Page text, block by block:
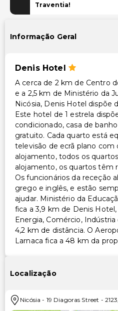
Traventia!
Informação Geral
Denis Hotel
A cerca de 2 km de Centro
e a 2,5 km de Ministério da
Nicósia, Denis Hotel dispõe
Este hotel de 1 estrela
condicionado, casa de
gratuito. Cada quarto está
televisão de ecrã plano com
alojamento, todos os
alojamento, os quartos têm
Os funcionários da receção
grego e inglês, e estão
ajudar. Ministério da
fica a 3,9 km de Denis
Energia, Comércio,
4,2 km de distância. O
Larnaca fica a 48 km da
Localização
Nicósia - 19 Diagoras Street - 2123,